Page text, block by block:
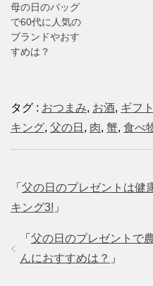
母の日のバッグ
で60代に人気の
ブランドやおす
すめは？
タグ : おつまみ, お酒, ギフト
キング, 父の日 , 肉, 蟹, 食べ
「 父の日のプレゼントは健
キング3! 」
「 父の日のプレゼントで
んにおすすめは？ 」